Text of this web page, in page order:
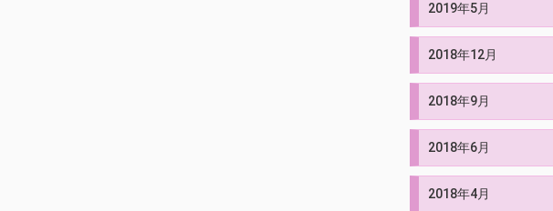
2019年5月
2018年12月
2018年9月
2018年6月
2018年4月